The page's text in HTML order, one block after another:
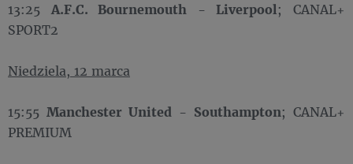
13:25 A.F.C. Bournemouth -Liverpool; CANAL+
SPORT2
Niedziela, 12 marca
15:55 Manchester United - Southampton; CANAL+
PREMIUM